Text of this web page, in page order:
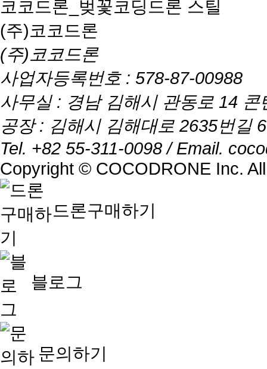
코코드론_벚꽃코딩드론 스틸
(주)코코드론
(주)코코드론
사업자등록번호 : 578-87-00988
사무실 : 경남 김해시 관동로 14
공장 : 김해시 김해대로 2635번길
Tel. +82 55-311-0098 /Email.
Copyright © COCODRONE Inc.
드론구매하기
블로그
문의하기